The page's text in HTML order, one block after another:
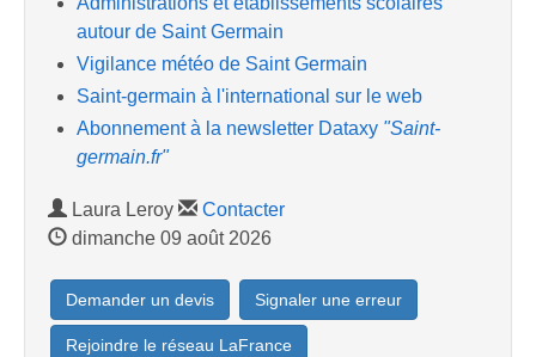
autour de Saint Germain
Vigilance météo de Saint Germain
Saint-germain à l'international sur le web
Abonnement à la newsletter Dataxy "Saint-
germain.fr"
Laura Leroy
Contacter
dimanche 09 août 2026
Demander un devis Signaler une erreur
Rejoindre le réseau LaFrance